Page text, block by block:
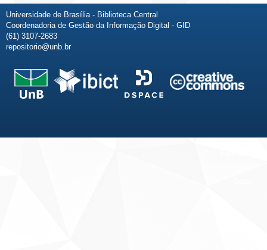
Universidade de Brasília - Biblioteca Central
Coordenadoria de Gestão da Informação Digital - GID
(61) 3107-2683
repositorio@unb.br